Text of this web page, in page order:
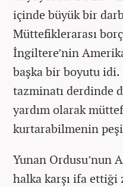
içinde büyük bir
Müttefiklerarası
İngiltere’nin
başka bir boyutu idi.
tazminatı derdinde
yardım olarak
kurtarabilmenin
Yunan Ordusu’nun
halka karşı ifa